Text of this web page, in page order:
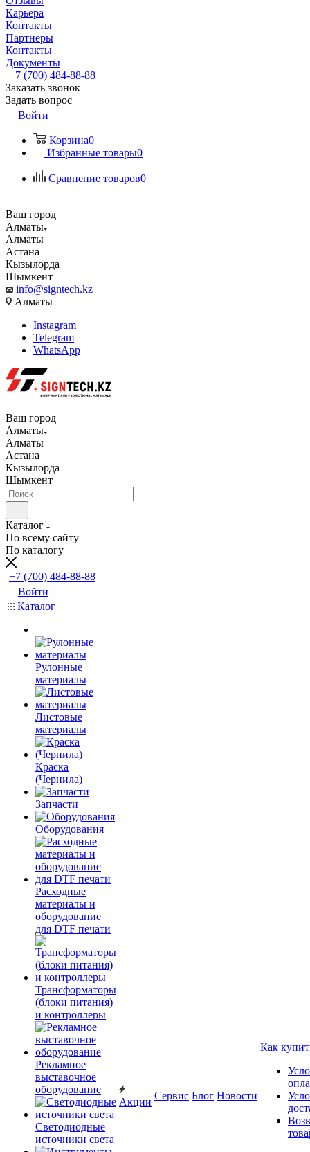
Карьера
Контакты
Партнеры
Контакты
Документы
+7 (700) 484-88-88
Заказать звонок
Задать вопрос
Войти
Корзина0
Избранные товары0
Сравнение товаров0
Ваш город
Алматы
Алматы
Астана
Кызылорда
Шымкент
info@signtech.kz
Алматы
Instagram
Telegram
WhatsApp
Ваш город
Алматы
Алматы
Астана
Кызылорда
Шымкент
Каталог
По всему сайту
По каталогу
+7 (700) 484-88-88
Войти
Каталог
Рулонные
материалы
Листовые
материалы
Краска
(Чернила)
Запчасти
Оборудования
Расходные
материалы и
оборудование
для DTF печати
Трансформаторы
(блоки питания)
и контроллеры
Рекламное
выставочное
оборудование
Светодиодные
источники света
Акции
Сервис Блог Новости
Как